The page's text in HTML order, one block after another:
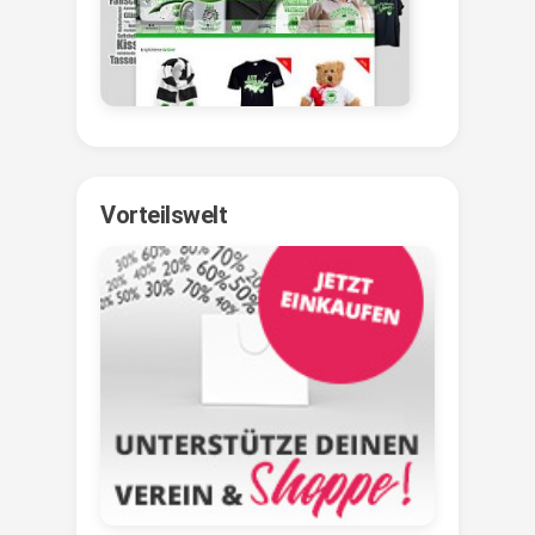
Vorteilswelt